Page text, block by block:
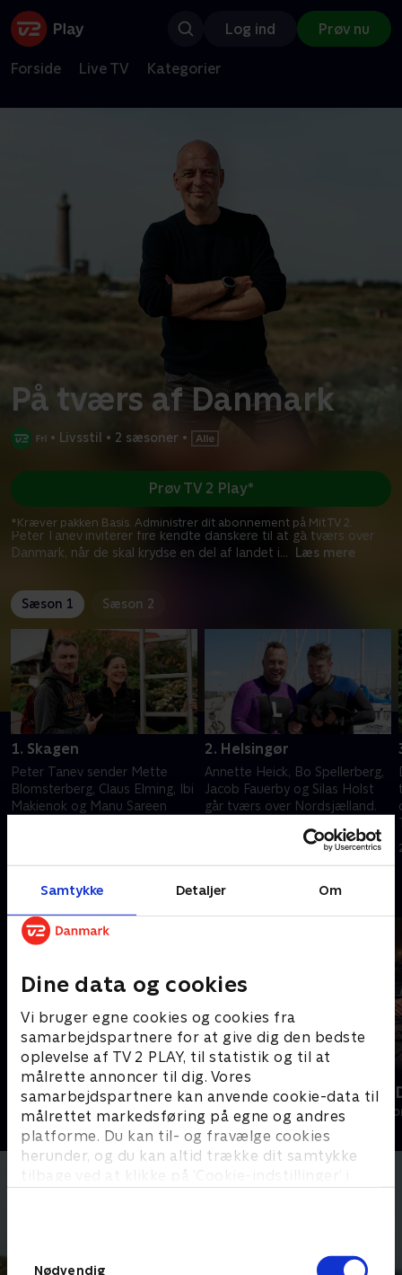
Samtykke Detaljer Om
Dine data og cookies
Vi bruger egne cookies og cookies fra
samarbejdspartnere for at give dig den bedste
oplevelse af TV 2 PLAY, til statistik og til at
målrette annoncer til dig. Vores
samarbejdspartnere kan anvende cookie-data til
målrettet markedsføring på egne og andres
platforme. Du kan til- og fravælge cookies
herunder, og du kan altid trække dit samtykke
tilbage ved at klikke på ’Cookie-indstillinger’ i
Nødvendig
Log ind Prøv nu
Forside Live TV Kategorier
På tværs af Danmark
• Livsstil • 2 sæsoner •
Peter Tanev inviterer fire kendte danskere til at gå tværs over
Danmark, når de skal krydse en del af landet i... Læs mere
Prøv TV 2 Play*
*Kræver pakken Basis. Administrer dit abonnement på Mit TV 2.
Sæson 1 Sæson 2
1. Skagen
Peter Tanev sender Mette
Blomsterberg, Claus Elming, Ibi
Makienok og Manu Sareen
2. Helsingør
Annette Heick, Bo Spellerberg,
Jacob Fauerby og Silas Holst
går tværs over Nordsjælland.
en låst dør og utålmodige
15. september 2020 • 39 min
Andre så også
Sæt pris på Danmark
Livsstil • 10 sæsoner
Sæt pris på
Livsstil • 6